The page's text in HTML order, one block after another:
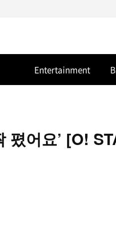
Entertainment
폈어요’ [O!